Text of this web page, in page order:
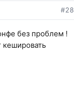
#28
без проблем !
кешировать